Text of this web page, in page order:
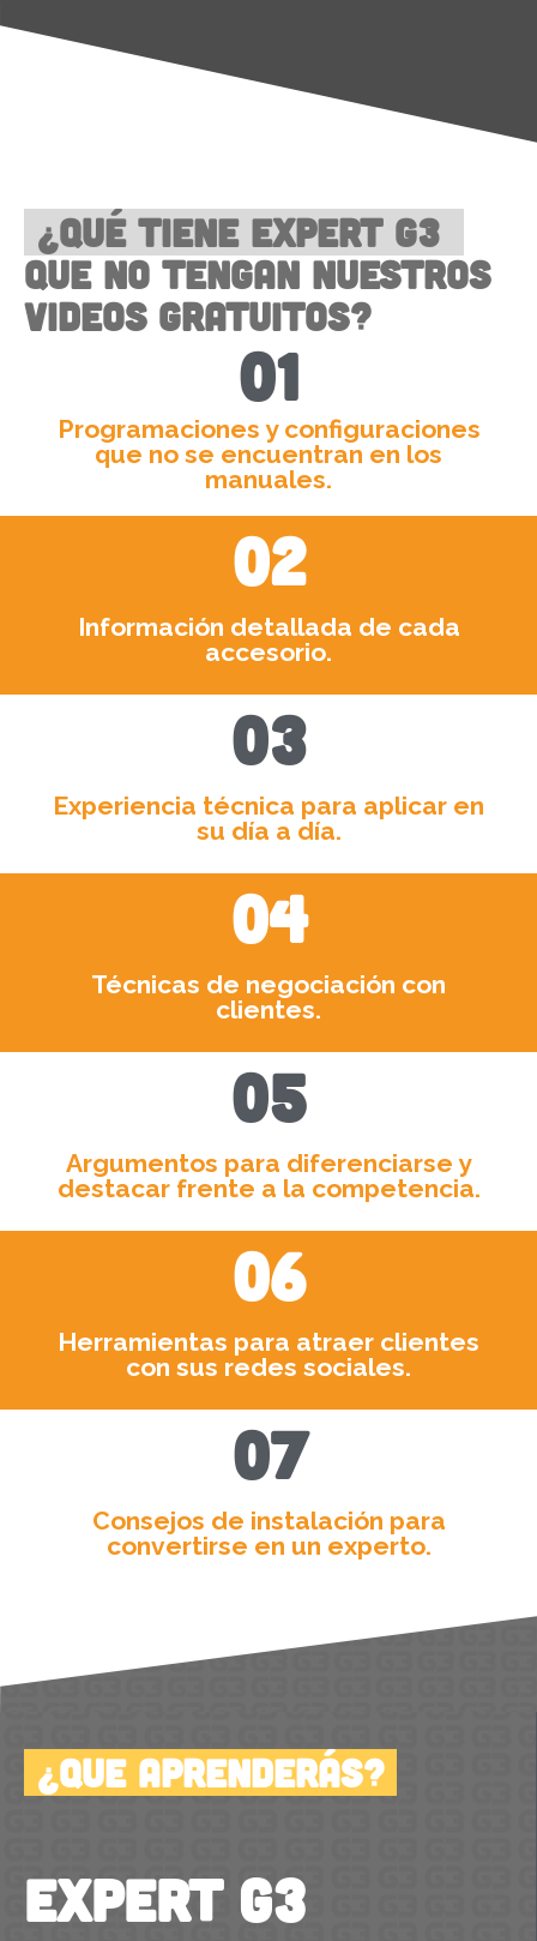
¿Qué tiene Expert G3
que no tengan nuestros
videos gratuitos?
01
Programaciones y configuraciones
que no se encuentran en los
manuales.
02
Información detallada de cada
accesorio.
03
Experiencia técnica para aplicar en
su día a día.
04
Técnicas de negociación con
clientes.
05
Argumentos para diferenciarse y
destacar frente a la competencia.
06
Herramientas para atraer clientes
con sus redes sociales.
07
Consejos de instalación para
convertirse en un experto.
¿Que aprenderás?
expert g3